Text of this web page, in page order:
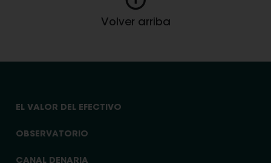
Volver arriba
EL VALOR DEL EFECTIVO
OBSERVATORIO
CANAL DENARIA